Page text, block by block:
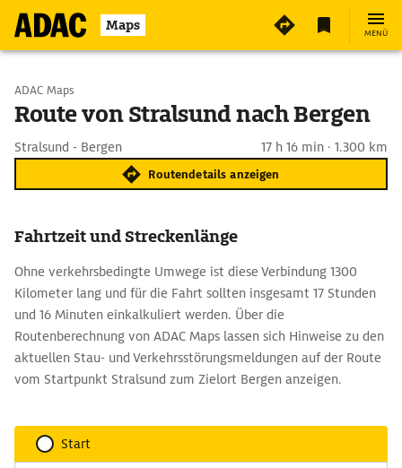
Maps MENÜ
Start wählen
ADAC Maps
Route von Stralsund nach Bergen
Stralsund - Bergen 17 h 16 min · 1.300 km
Routendetails anzeigen
Fahrtzeit und Streckenlänge
Ohne verkehrsbedingte Umwege ist diese Verbindung 1300
Kilometer lang und für die Fahrt sollten insgesamt 17 Stunden
und 16 Minuten einkalkuliert werden. Über die
Routenberechnung von ADAC Maps lassen sich Hinweise zu den
aktuellen Stau- und Verkehrsstörungsmeldungen auf der Route
vom Startpunkt Stralsund zum Zielort Bergen anzeigen.
Start